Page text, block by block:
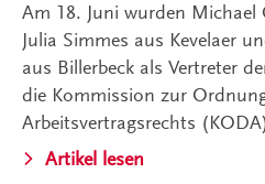
Am 18. Juni wurden Michael
Julia Simmes aus Kevelaer
aus Billerbeck als Vertreter
die Kommission zur
Arbeitsvertragsrechts
Artikel lesen